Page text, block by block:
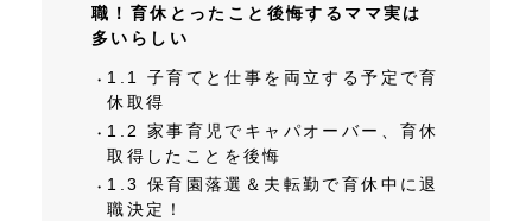
職！育休とったこと後悔するママ実は
多いらしい
1.1 子育てと仕事を両立する予定で育
休取得
1.2
家事育児でキャパオーバー、育休
取得したことを後悔
1.3
保育園落選＆夫転勤で育休中に退
職決定！